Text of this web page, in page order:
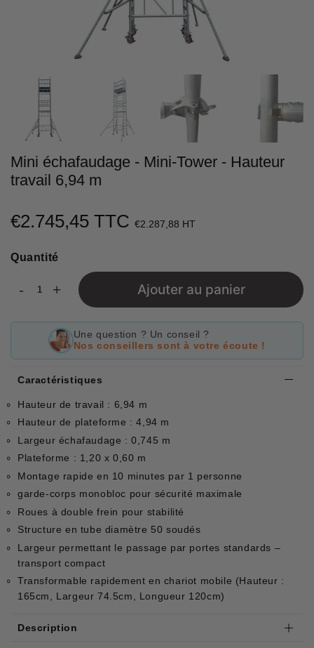
Mini échafaudage - Mini-Tower - Hauteur
travail 6,94 m
€2.745,45 TTC €2.287,88 HT
price
Quantité
- + Ajouter au panier
Une question ? Un conseil ?
Nos conseillers sont à votre écoute !
Caractéristiques
Hauteur de travail : 6,94 m
Hauteur de plateforme : 4,94 m
Largeur échafaudage : 0,745 m
Plateforme : 1,20 x 0,60 m
Montage rapide en 10 minutes par 1 personne
garde-corps monobloc pour sécurité maximale
Roues à double frein pour stabilité
Structure en tube diamètre 50 soudés
Largeur permettant le passage par portes standards –
transport compact
Transformable rapidement en chariot mobile (Hauteur :
165cm, Largeur 74.5cm, Longueur 120cm)
Description